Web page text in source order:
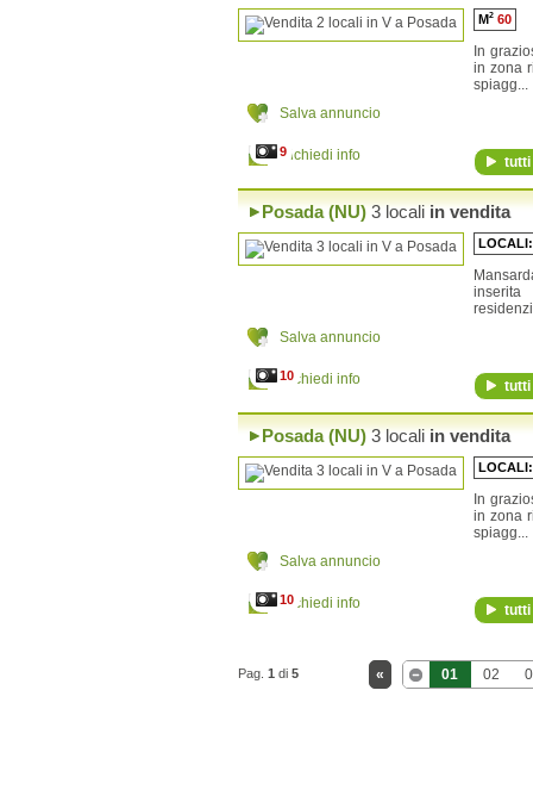
M2 60
In
in zona
spiagg...
9
tutti
Salva annuncio
Richiedi info
Posada (NU) 3 locali in vendita
10
tutti
Salva annuncio
Richiedi info
Posada (NU) 3 locali in vendita
In
in zona
spiagg...
10
tutti
Salva annuncio
Richiedi info
Pag. 1 di 5 01 02
«